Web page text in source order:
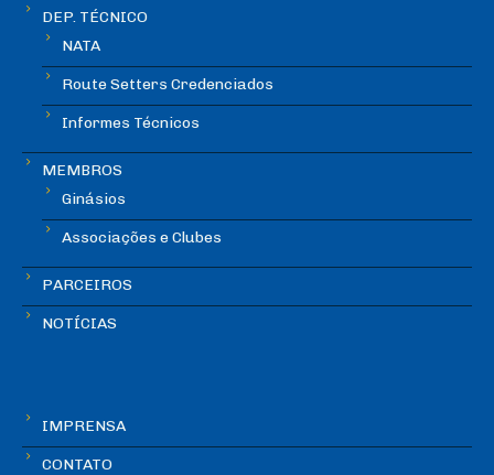
DEP. TÉCNICO
NATA
Route Setters Credenciados
Informes Técnicos
MEMBROS
Ginásios
Associações e Clubes
PARCEIROS
NOTÍCIAS
IMPRENSA
CONTATO